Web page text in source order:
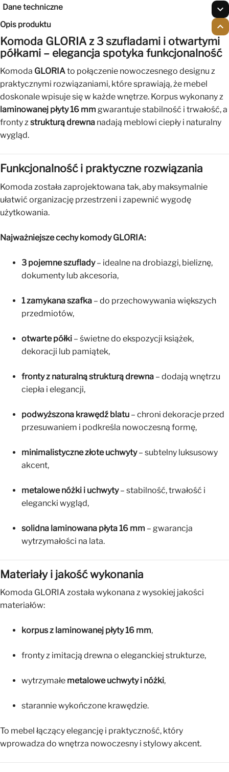
Dane techniczne expand_more
Opis produktu expand_less
Komoda GLORIA z 3 szufladami i otwartymi
półkami – elegancja spotyka funkcjonalność
Komoda GLORIAto połączenie nowoczesnego designu z
praktycznymi rozwiązaniami, które sprawiają, że mebel
doskonale wpisuje się w każde wnętrze. Korpus wykonany z
laminowanej płyty 16 mm gwarantuje stabilność i trwałość, a
fronty zstrukturą drewna nadają meblowi ciepły i naturalny
wygląd.
Funkcjonalność i praktyczne rozwiązania
Komoda została zaprojektowana tak, aby maksymalnie
ułatwić organizację przestrzeni i zapewnić wygodę
użytkowania.
Najważniejsze cechy komody GLORIA:
3 pojemne szuflady– idealne na drobiazgi, bieliznę,
dokumenty lub akcesoria,
1 zamykana szafka – do przechowywania większych
przedmiotów,
otwarte półki – świetne do ekspozycji książek,
dekoracji lub pamiątek,
fronty z naturalną strukturą drewna – dodają wnętrzu
ciepła i elegancji,
podwyższona krawędź blatu – chroni dekoracje przed
przesuwaniem i podkreśla nowoczesną formę,
minimalistyczne złote uchwyty– subtelny luksusowy
akcent,
metalowe nóżki i uchwyty– stabilność, trwałość i
elegancki wygląd,
solidna laminowana płyta 16 mm – gwarancja
wytrzymałości na lata.
Materiały i jakość wykonania
Komoda GLORIA została wykonana z wysokiej jakości
materiałów:
korpus z laminowanej płyty 16 mm,
fronty z imitacją drewna o eleganckiej strukturze,
wytrzymałe metalowe uchwyty i nóżki,
starannie wykończone krawędzie.
To mebel łączący elegancję i praktyczność, który
wprowadza do wnętrza nowoczesny i stylowy akcent.